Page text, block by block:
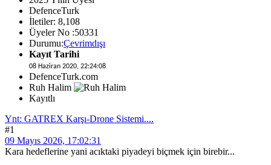
DefenceTurk
İletiler: 8,108
Üyeler No :50331
Durumu:Çevrimdışı
Kayıt Tarihi
08 Haziran 2020, 22:24:08
DefenceTurk.com
Ruh Halim
Kayıtlı
Ynt: GATREX Karşı-Drone Sistemi....
#1
09 Mayıs 2026, 17:02:31
Kara hedeflerine yani acıktaki piyadeyi biçmek için birebir...